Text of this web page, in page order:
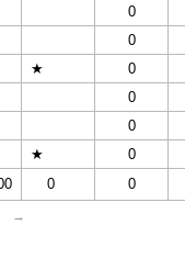
0
0
★
0
0
0
★
0
0 0
→